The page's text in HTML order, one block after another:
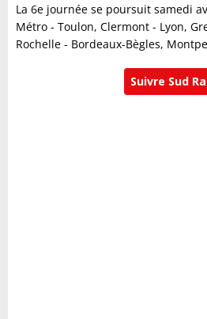
La 6e journée se poursuit samedi
Métro - Toulon, Clermont - Lyon,
Rochelle - Bordeaux-Bègles,
Suivre Sud